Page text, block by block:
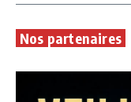
Nos partenaires